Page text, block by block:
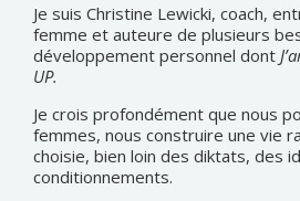
Je suis Christine Lewicki, coach,
femme et auteure de plusieurs
développement personnel dont
UP.
Je crois profondément que nous
femmes, nous construire une vie
choisie, bien loin des diktats, des
conditionnements.